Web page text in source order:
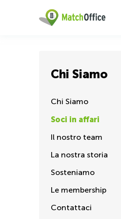
Chi Siamo
Chi Siamo
Soci in affari
Il nostro team
La nostra storia
Sosteniamo
Le membership
Contattaci